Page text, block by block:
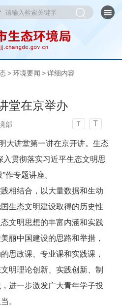
> 环境要闻 > 详细内容
堂在京举办
部 T T
大讲堂第一讲在京开讲。生态
入贯彻落实习近平生态文明思
”作专题讲座。
结合，以大量数据和生动
生态文明建设取得的历史性
文明思想的丰富内涵和实践
丽中国建设的思路和举措，
思政课、专业课和实践课，
明理论创新、实践创新、制
进一步激发广大青年学子投
担当。